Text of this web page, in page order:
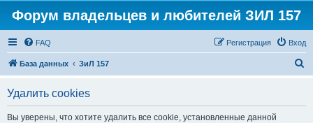
Форум владельцев и любителей ЗИЛ 157
FAQ Вход
Регистрация
База данных ЗиЛ 157
Удалить cookies
Вы уверены, что хотите удалить все cookie, установленные данной